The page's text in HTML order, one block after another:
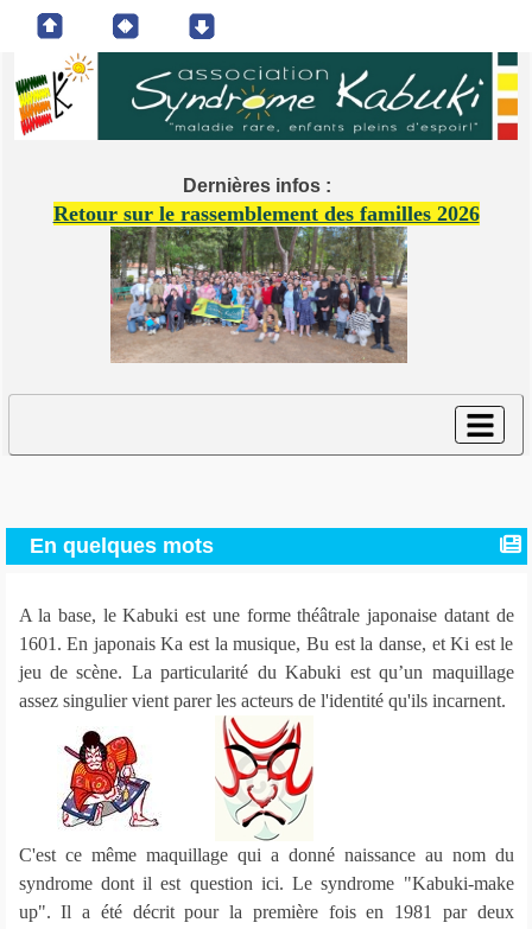
Dernières infos :
Retour sur le rassemblement des familles 2026
En quelques mots
A la base, le Kabuki est une forme théâtrale japonaise datant de
1601. En japonais Ka est la musique, Bu est la danse, et Ki est le
jeu de scène. La particularité du Kabuki est qu’un maquillage
assez singulier vient parer les acteurs de l'identité qu'ils incarnent.
C'est ce même maquillage qui a donné naissance au nom du
syndrome dont il est question ici. Le syndrome "Kabuki-make
up". Il a été décrit pour la première fois en 1981 par deux